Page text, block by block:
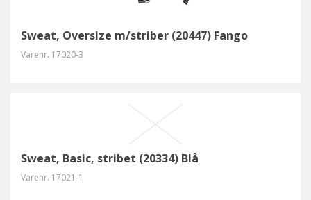
Sweat, Oversize m/striber (20447) Fango
Varenr. 17020-3
Sweat, Basic, stribet (20334) Blå
Varenr. 17021-1